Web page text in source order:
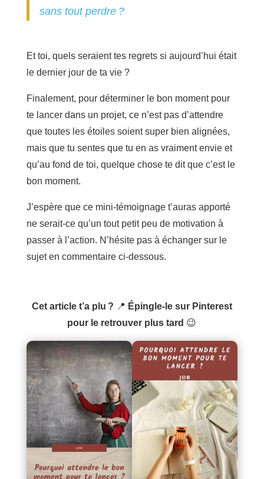
sans tout perdre ?
Et toi, quels seraient tes regrets si aujourd’hui était
le dernier jour de ta vie ?
Finalement, pour déterminer le bon moment pour
te lancer dans un projet, ce n’est pas d’attendre
que toutes les étoiles soient super bien alignées,
mais que tu sentes que tu en as vraiment envie et
qu’au fond de toi, quelque chose te dit que c’est le
bon moment.
J’espère que ce mini-témoignage t’auras apporté
ne serait-ce qu’un tout petit peu de motivation à
passer à l’action. N’hésite pas à échanger sur le
sujet en commentaire ci-dessous.
Cet article t’a plu ? 📍 Épingle-le sur Pinterest
pour le retrouver plus tard 😉